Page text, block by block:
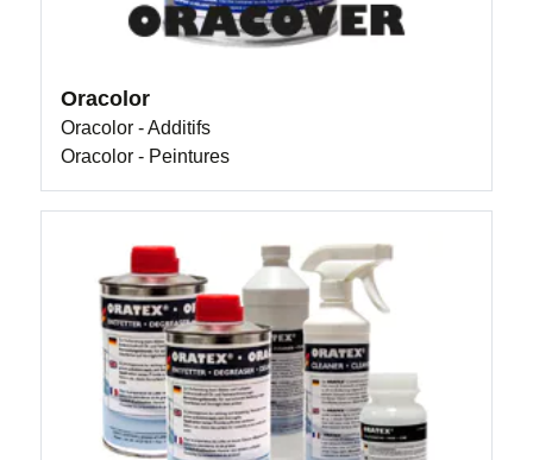
Oracolor
Oracolor - Additifs
Oracolor - Peintures